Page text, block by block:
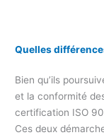
Quelles
Bien qu’ils
et la conformité
certification ISO
Ces deux